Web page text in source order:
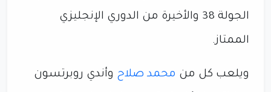
الجولة 38 والأخيرة من الدوري الإنجليزي
الممتاز.
ويلعب كل من محمد صلاح وأندي روبرتسون